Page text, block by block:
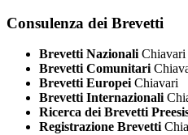
Consulenza dei Brevetti
Brevetti Nazionali Chiavari
Brevetti Comunitari
Brevetti Europei Chiavari
Brevetti Internazionali
Ricerca dei Brevetti
Registrazione Brevetti